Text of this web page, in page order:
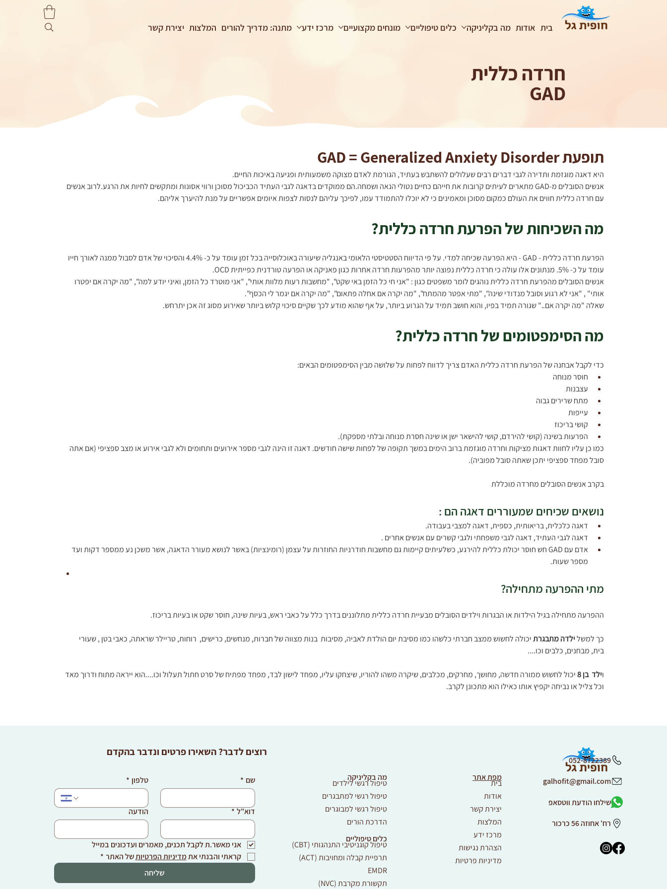
בית אודות מה בקליניקה כלים טיפוליים מונחים מקצועיים מרכז ידע מתנה: מדריך להורים המלצות יצירת קשר
חרדה כללית
GAD
תופעת GAD = Generalized Anxiety Disorder
היא דאגה מוגזמת ותדירה לגבי דברים רבים שעלולים להשתבש בעתיד, הגורמת לאדם מצוקה משמעותית ופגיעה באיכות החיים.
אנשים הסובלים מ-GAD מתארים לעיתים קרובות את חייהם כחיים נטולי הנאה ושמחה.הם ממוקדים בדאגה לגבי העתיד הכביכול מסוכן ורווי אסונות ומתקשים לחיות את הרגע.לרוב אנשים
עם חרדה כללית חווים את העולם כמקום מסוכן ומאמינים כי לא יוכלו להתמודד עמו, לפיכך עליהם לנסות לצפות איומים אפשריים על מנת להיערך אליהם.
מה השכיחות של הפרעת חרדה כללית?
הפרעת חרדה כללית - GAD - היא הפרעה שכיחה למדי. על פי הדיווח הסטטיסטי הלאומי באנגליה שיעורה באוכלוסייה בכל זמן עומד על כ- 4.4% והסיכוי של אדם לסבול ממנה לאורך חייו
עומד על כ- 5%. מנתונים אלו עולה כי חרדה כללית נפוצה יותר מהפרעות חרדה אחרות כגון פאניקה או הפרעה טורדנית כפייתית OCD.
אנשים הסובלים מהפרעת חרדה כללית נוהגים לומר משפטים כגון : "אני חי כל הזמן באי שקט", "מחשבות רעות מלוות אותי", "אני מוטרד כל הזמן, ואיני יודע למה", "מה יקרה אם יפטרו
אותי" , "אני לא רגוע וסובל מנדודי שינה", "מתי אפטר מהמתח", "מה יקרה אם אחלה פתאום", "מה יקרה אם יגמר לי הכסף".
שאלה "מה יקרה אם.." שגורה תמיד בפיו, והוא חושב תמיד על הגרוע ביותר, על אף שהוא מודע לכך שקיים סיכוי קלוש ביותר שאירוע מסוג זה אכן יתרחש.
מה הסימפטומים של חרדה כללית?
כדי לקבל אבחנה של הפרעת חרדה כללית האדם צריך לדווח לפחות על שלושה מבין הסימפטומים הבאים:
חוסר מנוחה
עצבנות
מתח שרירים גבוה
עייפות
קושי בריכוז
הפרעות בשינה (קושי להירדם, קושי להישאר ישן או שינה חסרת מנוחה ובלתי מספקת).
כמו כן עליו לחוות דאגות מציקות וחרדה מוגזמת ברוב הימים במשך תקופה של לפחות שישה חודשים. דאגה זו הינה לגבי מספר אירועים ותחומים ולא לגבי אירוע או מצב ספציפי (אם אתה
סובל מפחד ספציפי יתכן שאתה סובל מפוביה).
בקרב אנשים הסובלים מחרדה מוכללת
נושאים שכיחים שמעוררים דאגה הם :
דאגה כלכלית, בריאותית, כספית, דאגה למצבי בעבודה.
דאגה לגבי העתיד, דאגה לגבי משפחתי ולגבי קשרים עם אנשים אחרים .
אדם עם GAD חש חוסר יכולת כללית להירגע, כשלעיתים קיימות גם מחשבות חודרניות החוזרות על עצמן (רומינציות) באשר לנושא מעורר הדאגה, אשר משכן נע ממספר דקות ועד
מספר שעות.
מתי ההפרעה מתחילה?
ההפרעה מתחילה בגיל הילדות או הבגרות וילדים הסובלים מבעיית חרדה כללית מתלוננים בדרך כלל על כאבי ראש, בעיות שינה, חוסר שקט או בעיות בריכוז.
כך למשל ילדה מתבגרת יכולה לחשוש ממצב חברתי כלשהו כמו מסיבת יום הולדת לאביה, מסיבות  בנות מצווה של חברות, מנחשים, כרישים,  רוחות, טריילר שראתה, כאבי בטן , שעורי
בית, מבחנים, כלבים וכו....
וילד  בן 8 יכול לחשוש ממורה חדשה, מחושך, מחרקים, מכלבים, שיקרה משהו להוריו, שיצחקו עליו, מפחד לישון לבד, מפחד מפתיח של סרט חתול תעלול וכו....הוא ייראה מתוח ודרוך מאד
וכל צליל או נביחה יקפיץ אותו כאילו הוא מתכונן לקרב.
052-8722389
galhofit@gmail.com
שילחו הודעת ווטסאפ
רח' אחוזה 56 כרכור
מפת אתר
בית
אודות
יצירת קשר
המלצות
מרכז ידע
הצהרת נגישות
מדיניות פרטיות
מה בקליניקה
טיפול רגשי לילדים
טיפול רגשי למתבגרים
טיפול רגשי למבוגרים
הדרכת הורים
כלים טיפוליים
טיפול קוגניטיבי התנהגותי (CBT)
תרפיית קבלה ומחויבות (ACT)
EMDR
תקשורת מקרבת (NVC)
רוצים לדבר? השאירו פרטים ונדבר בהקדם
שם * טלפון *
דוא"ל * הודעה
אני מאשר.ת לקבל תכנים, מאמרים ועדכונים במייל
קראתי והבנתי את מדיניות הפרטיות של האתר *
שליחה